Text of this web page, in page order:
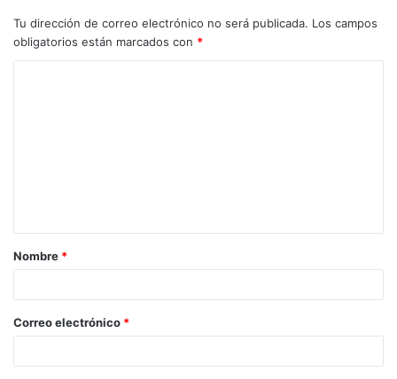
Tu dirección de correo electrónico no será publicada. Los campos
obligatorios están marcados con *
Nombre *
Correo electrónico *